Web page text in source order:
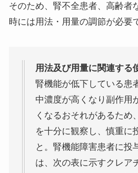
そのため、腎不全患者、高齢者
時には用法・用量の調節が必要
用法及び用量に関連する
腎機能が低下している患
中濃度が高くなり副作用
くなるおそれがあるため
を十分に観察し、慎重に
と。腎機能障害患者に投
は、次の表に示すクレア